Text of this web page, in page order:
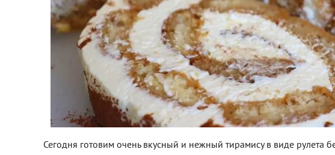
Сегодня готовим очень вкусный и нежный тирамису в виде рулета